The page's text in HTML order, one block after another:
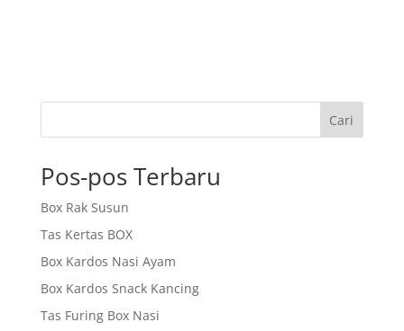
Cari
Pos-pos Terbaru
Box Rak Susun
Tas Kertas BOX
Box Kardos Nasi Ayam
Box Kardos Snack Kancing
Tas Furing Box Nasi